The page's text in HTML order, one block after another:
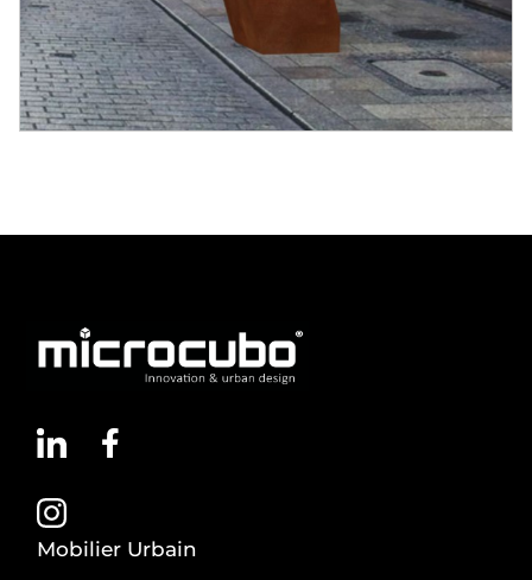
Mobilier Urbain